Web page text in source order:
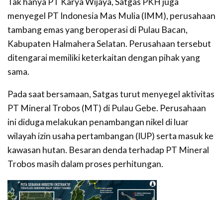
menyegel PT Indonesia Mas Mulia (IMM), perusahaan
tambang emas yang beroperasi di Pulau Bacan,
Kabupaten Halmahera Selatan. Perusahaan tersebut
ditengarai memiliki keterkaitan dengan pihak yang
sama.
Pada saat bersamaan, Satgas turut menyegel aktivitas
PT Mineral Trobos (MT) di Pulau Gebe. Perusahaan
ini diduga melakukan penambangan nikel di luar
wilayah izin usaha pertambangan (IUP) serta masuk ke
kawasan hutan. Besaran denda terhadap PT Mineral
Trobos masih dalam proses perhitungan.